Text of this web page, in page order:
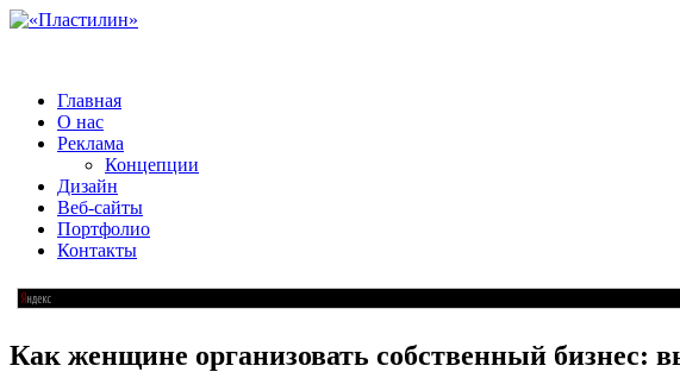
Главная
О нас
Реклама
Концепции
Дизайн
Веб-сайты
Портфолио
Контакты
Как женщине организовать собственный бизнес: